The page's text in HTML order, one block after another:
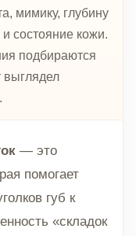
мимику, глубину
состояние кожи.
подбираются
выглядел
— это
помогает
губ к
«складок